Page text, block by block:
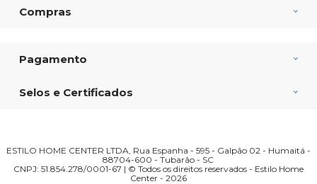
Compras
Pagamento
Selos e Certificados
ESTILO HOME CENTER LTDA, Rua Espanha - 595 - Galpão 02 - Humaitá -
88704-600 - Tubarão - SC
CNPJ: 51.854.278/0001-67 | © Todos os direitos reservados - Estilo Home
Center - 2026